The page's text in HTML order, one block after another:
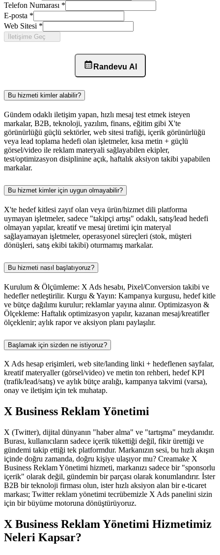
Telefon Numarası *
E-posta *
Web Sitesi *
İletişime Geç
Randevu Al
Bu hizmeti kimler alabilir?
Gündem odaklı iletişim yapan, hızlı mesaj test etmek isteyen
markalar, B2B, teknoloji, yazılım, finans, eğitim gibi X'te
görünürlüğü güçlü sektörler, web sitesi trafiği, içerik görünürlüğü
veya lead toplama hedefi olan işletmeler, kısa metin + güçlü
görsel/video ile reklam materyali sağlayabilen ekipler,
test/optimizasyon disiplinine açık, haftalık aksiyon takibi yapabilen
markalar.
Bu hizmet kimler için uygun olmayabilir?
X'te hedef kitlesi zayıf olan veya ürün/hizmet dili platforma
uymayan işletmeler, sadece "takipçi artışı" odaklı, satış/lead hedefi
olmayan yapılar, kreatif ve mesaj üretimi için materyal
sağlayamayan işletmeler, operasyonel süreçleri (stok, müşteri
dönüşleri, satış ekibi takibi) oturmamış markalar.
Bu hizmeti nasıl başlatıyoruz?
Kurulum & Ölçümleme: X Ads hesabı, Pixel/Conversion takibi ve
hedefler netleştirilir. Kurgu & Yayın: Kampanya kurgusu, hedef kitle
ve bütçe dağılımı kurulur; reklamlar yayına alınır. Optimizasyon &
Ölçekleme: Haftalık optimizasyon yapılır, kazanan mesaj/kreatifler
ölçeklenir; aylık rapor ve aksiyon planı paylaşılır.
Başlamak için sizden ne istiyoruz?
X Ads hesap erişimleri, web site/landing linki + hedeflenen sayfalar,
kreatif materyaller (görsel/video) ve metin ton rehberi, hedef KPI
(trafik/lead/satış) ve aylık bütçe aralığı, kampanya takvimi (varsa),
onay ve iletişim için tek muhatap.
X Business Reklam Yönetimi
X (Twitter), dijital dünyanın "haber alma" ve "tartışma" meydanıdır.
Burası, kullanıcıların sadece içerik tükettiği değil, fikir ürettiği ve
gündemi takip ettiği tek platformdur. Markanızın sesi, bu hızlı akışın
içinde doğru zamanda, doğru kişiye ulaşıyor mu? Creamake X
Business Reklam Yönetimi hizmeti, markanızı sadece bir "sponsorlu
içerik" olarak değil, gündemin bir parçası olarak konumlandırır. İster
B2B bir teknoloji firması olun, ister hızlı aksiyon alan bir e-ticaret
markası; Twitter reklam yönetimi tecrübemizle X Ads panelini sizin
için bir büyüme motoruna dönüştürüyoruz.
X Business Reklam Yönetimi Hizmetimiz
Neleri Kapsar?